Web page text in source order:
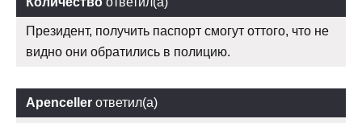
Президент, получить паспорт смогут оттого, что не
видно они обратились в полицию.
Apenceller ответил(а)